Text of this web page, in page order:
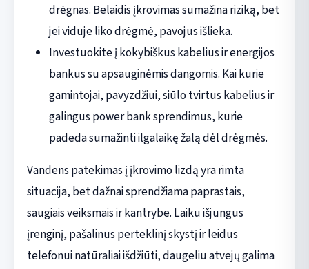
drėgnas. Belaidis įkrovimas sumažina riziką, bet
jei viduje liko drėgmė, pavojus išlieka.
Investuokite į kokybiškus kabelius ir energijos
bankus su apsauginėmis dangomis. Kai kurie
gamintojai, pavyzdžiui, siūlo tvirtus kabelius ir
galingus power bank sprendimus, kurie
padeda sumažinti ilgalaikę žalą dėl drėgmės.
Vandens patekimas į įkrovimo lizdą yra rimta
situacija, bet dažnai sprendžiama paprastais,
saugiais veiksmais ir kantrybe. Laiku išjungus
įrenginį, pašalinus perteklinį skystį ir leidus
telefonui natūraliai išdžiūti, daugeliu atvejų galima